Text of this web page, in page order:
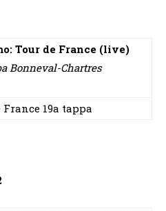
Tour de France (live)
Bonneval-Chartres
France 19a tappa